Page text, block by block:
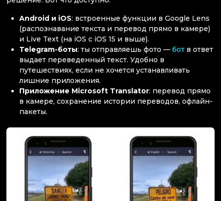
Android и iOS: встроенные функции в Google Lens
(распознавание текста и перевод прямо в камере)
и Live Text (на iOS с iOS 15 и выше).
Telegram-боты: ты отправляешь фото —бот в ответ
выдает переведенный текст. Удобно в
путешествиях, если не хочется устанавливать
лишние приложения.
Приложение Microsoft Translator: перевод прямо
в камере, сохранение истории переводов, офлайн-
пакеты.